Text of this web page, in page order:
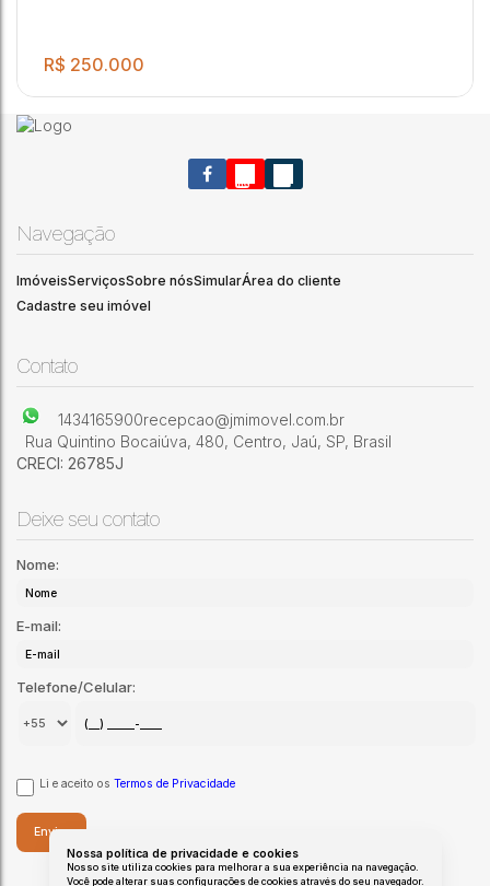
Nossa política de privacidade e cookies
Nosso site utiliza cookies para melhorar a sua experiência na navegação.
Você pode alterar suas configurações de cookies através do seu navegador.
"PROXIMO A SANTA CASA" Excelente Terreno para venda
R$ 250.000
Centro
Navegação
ImóveisServiçosSobre nósSimularÁrea do cliente
Cadastre seu imóvel
Contato
1434165900recepcao@jmimovel.com.br
Rua Quintino Bocaiúva, 480, Centro, Jaú, SP, Brasil
CRECI: 26785J
Deixe seu contato
Nome:
E-mail:
Telefone/Celular:
Li e aceito os Termos de Privacidade